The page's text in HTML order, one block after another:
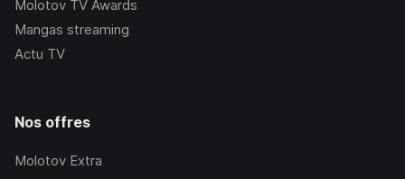
Molotov TV Awards
Mangas streaming
Actu TV
Nos offres
Molotov Extra